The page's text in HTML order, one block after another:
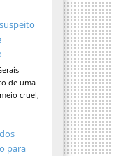
de uma
cruel,
para